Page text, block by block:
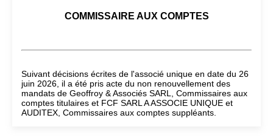
COMMISSAIRE AUX COMPTES
Suivant décisions écrites de l'associé unique en date du 26
juin 2026, il a été pris acte du non renouvellement des
mandats de Geoffroy & Associés SARL, Commissaires aux
comptes titulaires et FCF SARL A ASSOCIE UNIQUE et
AUDITEX, Commissaires aux comptes suppléants.